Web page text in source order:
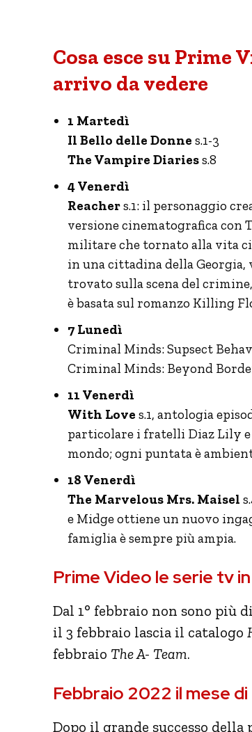
Cosa esce su Prime
arrivo da vedere
1 Martedì
Il Bello delle Donne s.1-3
The Vampire Diariess.8
4 Venerdì
Reachers.1: il personaggio
versione cinematografica con
militare che tornato alla vita
in una cittadina della Georgia,
trovato sulla scena del
è basata sul romanzo Killing
7 Lunedì
Criminal Minds: Supsect
Criminal Minds: Beyond
11 Venerdì
With Love s.1, antologia
particolare i fratelli Diaz Lily e
mondo; ogni puntata è
18 Venerdì
The Marvelous Mrs. Maisel
e Midge ottiene un nuovo
famiglia è sempre più ampia.
Prime Video le serie tv
Dal 1° febbraio non sono più
il 3 febbraio lascia il catalogo
febbraio The A- Team.
Febbraio 2022 il mese di
Dopo il grande successo